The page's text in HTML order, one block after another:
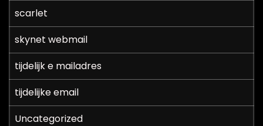
scarlet
skynet webmail
tijdelijk e mailadres
tijdelijke email
Uncategorized